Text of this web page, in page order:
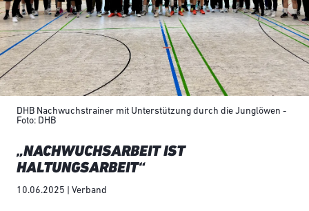
DHB Nachwuchstrainer mit Unterstützung durch die Junglöwen -
Foto: DHB
„NACHWUCHSARBEIT IST
HALTUNGSARBEIT“
10.06.2025 | Verband